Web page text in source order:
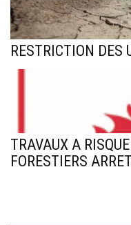
RESTRICTION DES
TRAVAUX A
FORESTIERS